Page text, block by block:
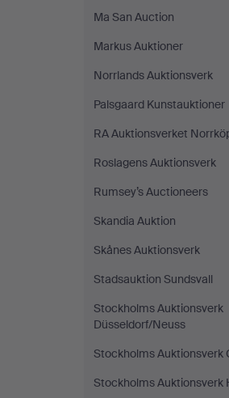
Ma San Auction
Markus Auktioner
Norrlands Auktionsverk
Palsgaard Kunstauktioner
RA Auktionsverket
Roslagens Auktionsverk
Rumsey’s Auctioneers
Skandia Auktion
Skånes Auktionsverk
Stadsauktion Sundsvall
Stockholms Auktionsverk
Düsseldorf/Neuss
Stockholms Auktionsverk
Stockholms Auktionsverk